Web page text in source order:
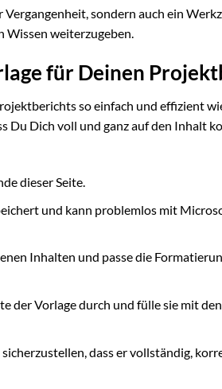
Vergangenheit, sondern auch ein
Wissen weiterzugeben.
für Deinen
so einfach und effizient
Dich voll und ganz auf den Inhalt
dieser Seite.
und kann problemlos mit
Inhalten und passe die
der Vorlage durch und fülle sie mit
dass er vollständig,